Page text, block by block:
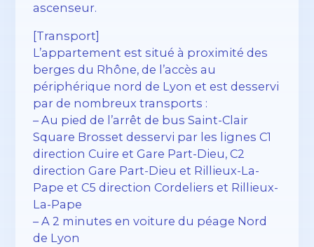
ascenseur.
[Transport]
L’appartement est situé à proximité des
berges du Rhône, de l’accès au
périphérique nord de Lyon et est desservi
par de nombreux transports :
– Au pied de l’arrêt de bus Saint-Clair
Square Brosset desservi par les lignes C1
direction Cuire et Gare Part-Dieu, C2
direction Gare Part-Dieu et Rillieux-La-
Pape et C5 direction Cordeliers et Rillieux-
La-Pape
– A 2 minutes en voiture du péage Nord
de Lyon